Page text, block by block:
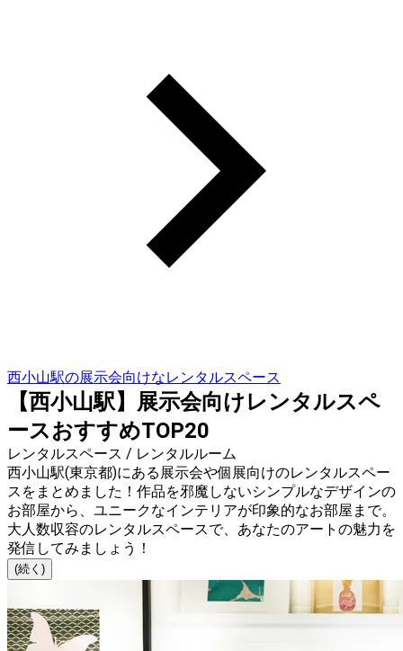
西小山駅の展示会向けなレンタルスペース
【西小山駅】展示会向けレンタルスペ
ースおすすめTOP20
レンタルスペース / レンタルルーム
西小山駅(東京都)にある展示会や個展向けのレンタルスペー
スをまとめました！作品を邪魔しないシンプルなデザインの
お部屋から、ユニークなインテリアが印象的なお部屋まで。
大人数収容のレンタルスペースで、あなたのアートの魅力を
発信してみましょう！
(続く)